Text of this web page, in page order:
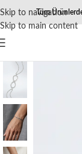
Skip to navigation
Skip to main content
Tüm